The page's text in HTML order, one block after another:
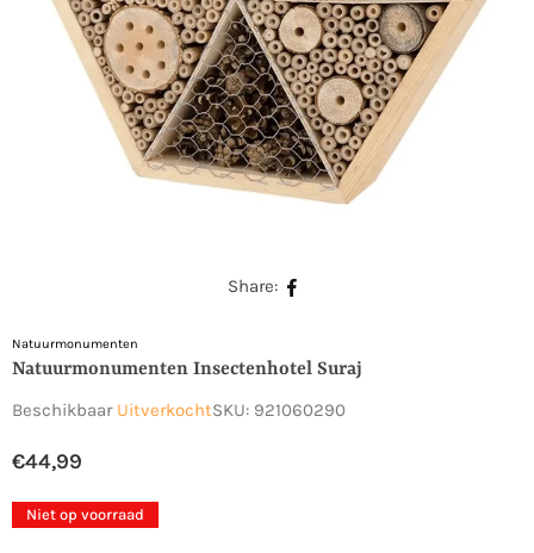
Share:
Natuurmonumenten
Natuurmonumenten Insectenhotel Suraj
Beschikbaar UitverkochtSKU: 921060290
Normale
prijs
€44,99
Niet op voorraad